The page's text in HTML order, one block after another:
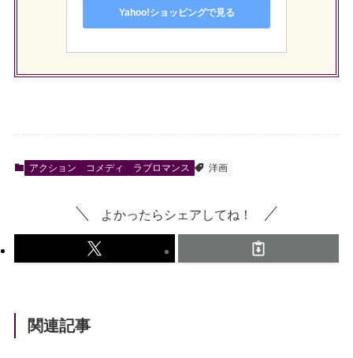
Yahoo!ショッピングで見る
アクション コメディ ラブロマンス 洋画
よかったらシェアしてね！
関連記事